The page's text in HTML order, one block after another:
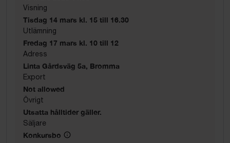
Visning
Tisdag 14 mars kl. 15 till 16.30
Utlämning
Fredag 17 mars kl. 10 till 12
Adress
Linta Gårdsväg 5a, Bromma
Export
Not allowed
Övrigt
Utsatta hålltider gäller.
Säljare
Konkursbo